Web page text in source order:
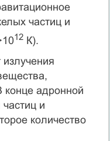
частиц и
12К).
конце адронной
и
количество